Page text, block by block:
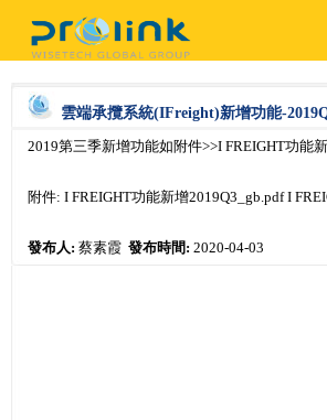
雲端承攬系統(IFreight)新增功能-
2019第三季新增功能如附件>>I FREIGHT功能
附件: I FREIGHT功能新增2019Q3_gb.pdf I
發布人: 蔡素霞 發布時間: 2020-04-03